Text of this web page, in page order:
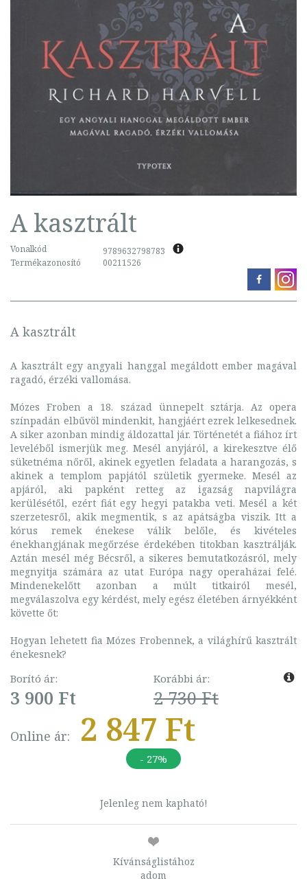
A kasztrált
Vonalkód
9789632798783
Termékazonosító
00211526
A kasztrált
A kasztrált egy angyali hanggal megáldott ember magával
ragadó, érzéki vallomása.
Mózes Froben a 18. század ünnepelt sztárja. Az opera
színpadán elbűvöl mindenkit, hangjáért ezrek lelkesednek.
A siker azonban mindig áldozattal jár. Történetét a fiához írt
leveléből ismerjük meg. Mesél anyjáról, a kirekesztve élő
süketnéma nőről, akinek egyetlen feladata a harangozás, s
akinek a templom papjától születik gyermeke. Mesél az
apjáról, aki papként retteg az igazság napvilágra
kerülésétől, ezért fiát egy hegyi patakba veti. Mesél a két
szerzetesről, akik megmentik, s az apátságba viszik. Itt a
kórus remek énekese válik belőle, és kivételes
énekhangjának megőrzése érdekében titokban kasztrálják.
Aztán mesél még Bécsről, a sikeres bemutatkozásról, mely
megnyitja számára az utat Európa nagy operaházai felé.
Mindenekelőtt azonban a múlt titkairól mesél,
megválaszolva egy kérdést, mely egész életében árnyékként
követte őt:
Hogyan lehetett fia Mózes Frobennek, a világhírű kasztrált
énekesnek?
Borító ár:
3 900 Ft
Korábbi ár:
2 730 Ft
Online ár: 2 847 Ft
- 27%
Jelenleg nem kapható!
Kívánságlistához
adom